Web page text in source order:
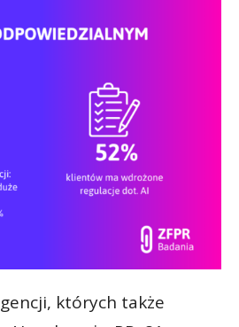
których także